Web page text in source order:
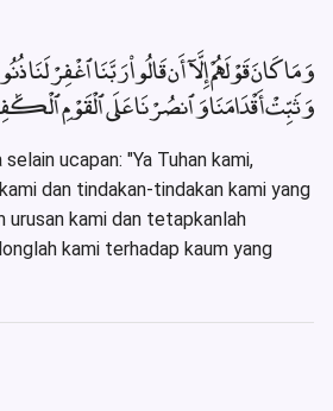
وَمَا كَانَ قَوْلَهُمْ إِلَّآ أَن قَالُوا۟ رَبَّنَا ٱغْفِرْ لَنَا
وَثَبِّتْ أَقْدَامَنَا وَٱنصُرْنَا عَلَى ٱلْقَوْمِ
ucapan: "Ya Tuhan kami,
dan tindakan-tindakan kami yang
urusan kami dan tetapkanlah
kami terhadap kaum yang